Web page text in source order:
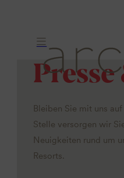
Presse
Bleiben Sie mit uns
Stelle versorgen wir
Neuigkeiten rund um
Resorts.